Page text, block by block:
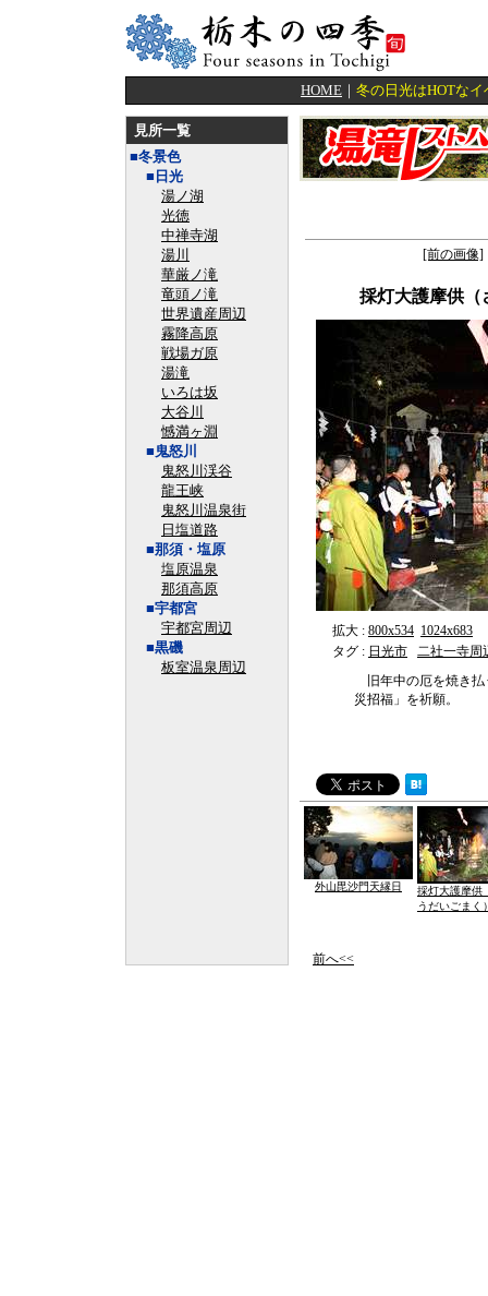
HOME ｜ 冬の日光はHOTな
見所一覧
■冬景色
■日光
湯ノ湖
光徳
中禅寺湖
湯川
華厳ノ滝
竜頭ノ滝
世界遺産周辺
霧降高原
戦場ガ原
湯滝
いろは坂
大谷川
憾満ヶ淵
■鬼怒川
鬼怒川渓谷
龍王峡
鬼怒川温泉街
日塩道路
■那須・塩原
塩原温泉
那須高原
■宇都宮
宇都宮周辺
■黒磯
板室温泉周辺
[前の画像]
採灯大護摩供（
拡大 : 800x534 1024x683
タグ : 日光市
二社一寺周
旧年中の厄を焼き払
災招福」を祈願。
外山毘沙門天縁日
採灯大護摩供
うだいごまく
前へ<<